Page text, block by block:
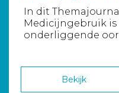
In dit
Medicijngebruik is
onderliggende
Bekijk